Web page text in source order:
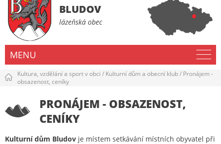
BLUDOV
lázeňská obec
MENU
Kultura, vzdělání a sport v obci / Kulturní dům a obecní klub/ Pronájem -
obsazenost, ceníky
PRONÁJEM - OBSAZENOST,
CENÍKY
Kulturní dům Bludov je místem setkávání místních obyvatel při